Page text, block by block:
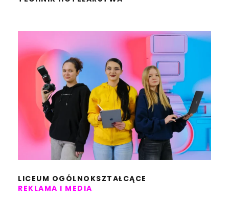
LICEUM OGÓLNOKSZTAŁCĄCE
REKLAMA I MEDIA
LICEUM OGÓLNOKSZTAŁCĄCE
REKLAMA I MEDIA